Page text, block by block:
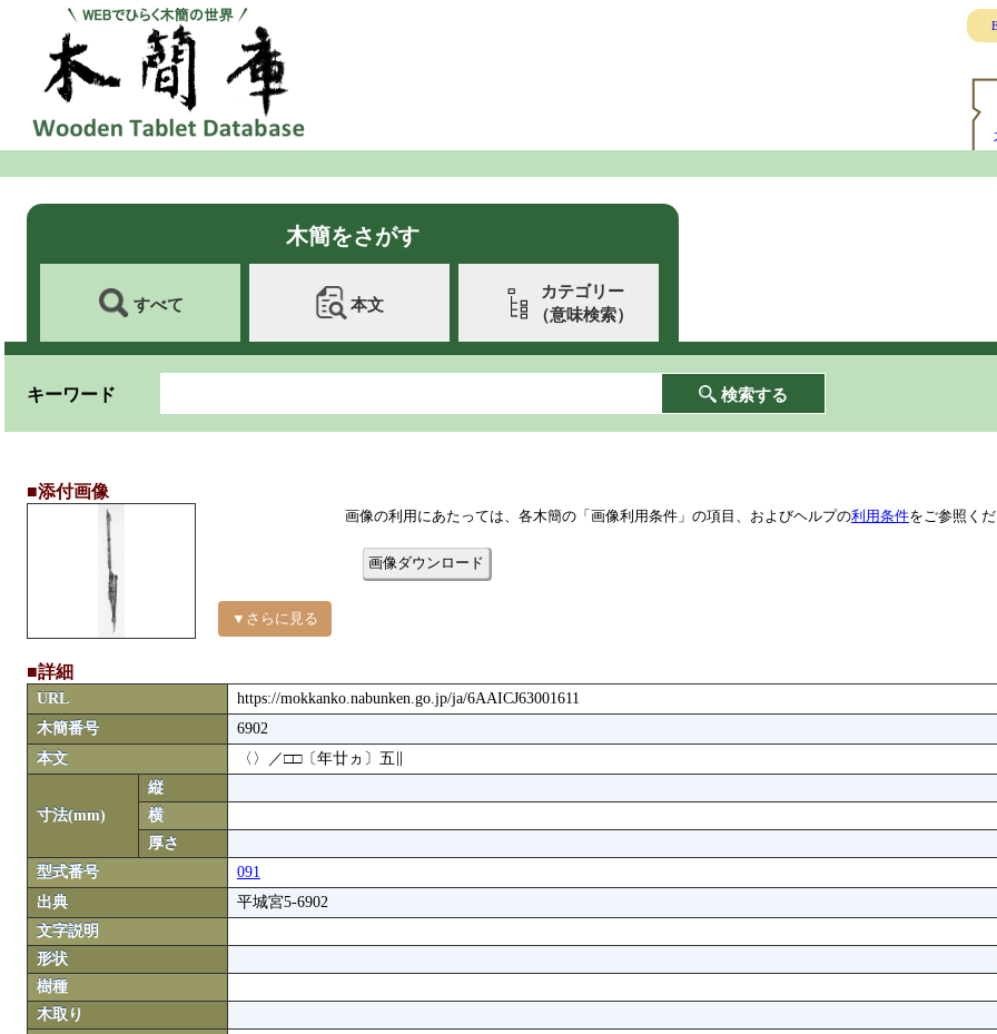
木簡をさがす
すべて 本文
カテゴリー
（意味検索）
キーワード 検索する
■添付画像
▼さらに見る
画像の利用にあたっては、各木簡の「画像利用条件」の項目、およびヘルプの利用条件をご参照く
画像ダウンロード
■詳細
URL
https://mokkanko.nabunken.go.jp/ja/6AAICJ63001611
木簡番号
6902
本文
〈〉／□□〔年廿ヵ〕五∥
寸法(mm)
縦
横
厚さ
型式番号
091
出典
平城宮5-6902
文字説明
形状
樹種
木取り